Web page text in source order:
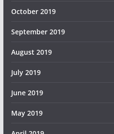
October 2019
September 2019
August 2019
July 2019
June 2019
May 2019